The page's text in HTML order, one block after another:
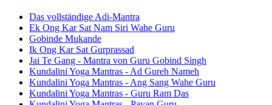
Das vollständige Adi-Mantra
Ek Ong Kar Sat Nam Siri Wahe Guru
Gobinde Mukande
Ik Ong Kar Sat Gurprassad
Jai Te Gang - Mantra von Guru Gobind Singh
Kundalini Yoga Mantras - Ad Gureh Nameh
Kundalini Yoga Mantras - Ang Sang Wahe Guru
Kundalini Yoga Mantras - Guru Ram Das